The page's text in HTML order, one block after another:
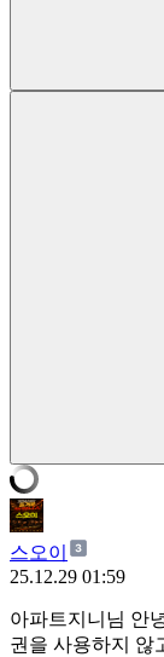
스오이
25.12.29 01:59
아파트지니님 안
권을 사용하지 않